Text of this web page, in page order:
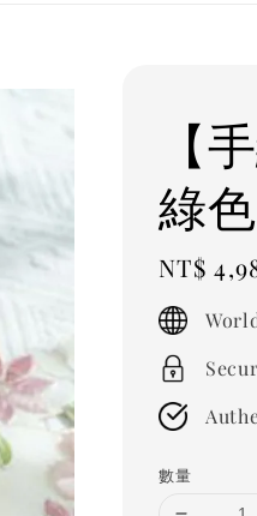
【
綠
Regular
price
NT$
數量